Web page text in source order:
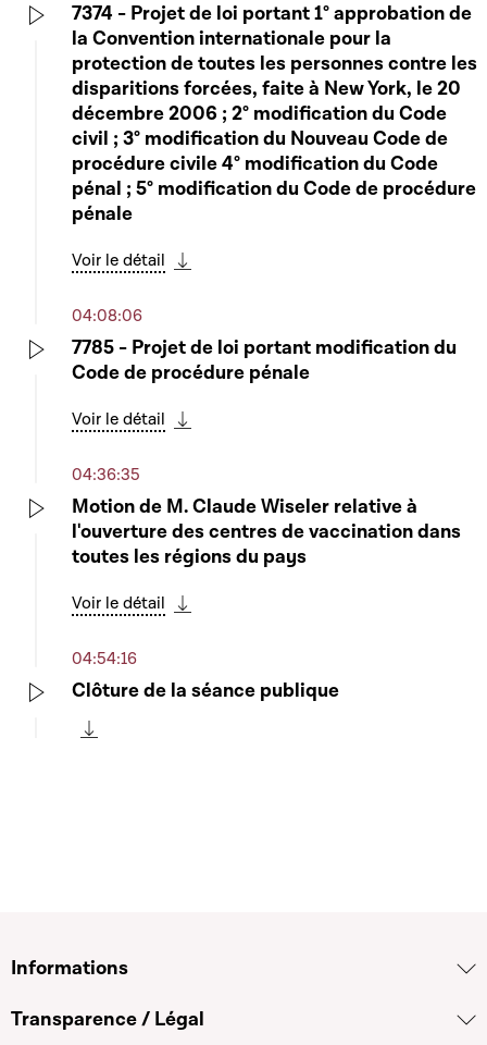
7374 - Projet de loi portant 1° approbation de
la Convention internationale pour la
protection de toutes les personnes contre les
disparitions forcées, faite à New York, le 20
décembre 2006 ; 2° modification du Code
civil ; 3° modification du Nouveau Code de
procédure civile 4° modification du Code
pénal ; 5° modification du Code de procédure
pénale
Voir le détail
04:08:06
7785 - Projet de loi portant modification du
Code de procédure pénale
Voir le détail
04:36:35
Motion de M. Claude Wiseler relative à
l'ouverture des centres de vaccination dans
toutes les régions du pays
Voir le détail
04:54:16
Clôture de la séance publique
Informations
Transparence / Légal